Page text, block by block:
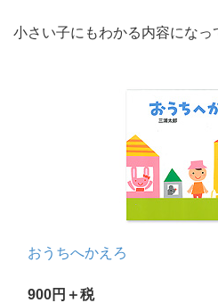
小さい子にもわかる内容になっ
おうちへかえろ
900円＋税